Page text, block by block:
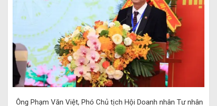
Ông Phạm Văn Việt, Phó Chủ tịch Hội Doanh nhân Tư nhân